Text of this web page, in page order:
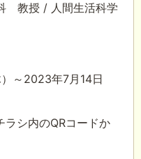
教授 / 人間生活科学
～2023年7月14日
ラシ内のQRコードか